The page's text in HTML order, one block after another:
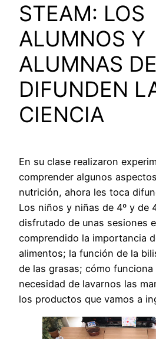
STEAM: LOS
ALUMNOS Y
ALUMNAS
DIFUNDEN
CIENCIA
En su clase realizaron
comprender algunos
nutrición, ahora les toca
Los niños y niñas de 4º y de
disfrutado de unas sesiones
comprendido la importancia
alimentos; la función de la
de las grasas; cómo funciona
necesidad de lavarnos las
los productos que vamos a